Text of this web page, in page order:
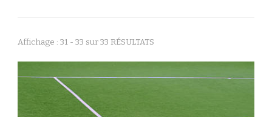
Affichage : 31 - 33 sur 33 RÉSULTATS